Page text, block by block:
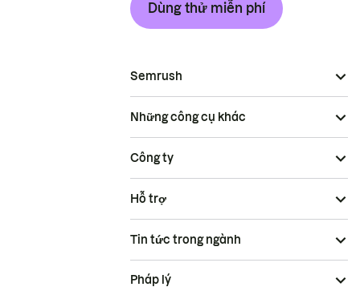
Dùng thử miễn phí
Semrush
Những công cụ khác
Công ty
Hỗ trợ
Tin tức trong ngành
Pháp lý